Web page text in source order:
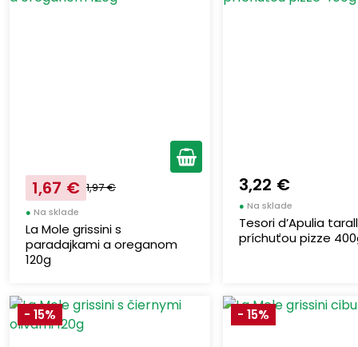
1,67 € 1,97 €
● Na sklade
La Mole grissini s
paradajkami a oreganom
120g
3,22 €
●Na sklade
Tesori d’Apulia
príchuťou pizze
- 15% - 15%